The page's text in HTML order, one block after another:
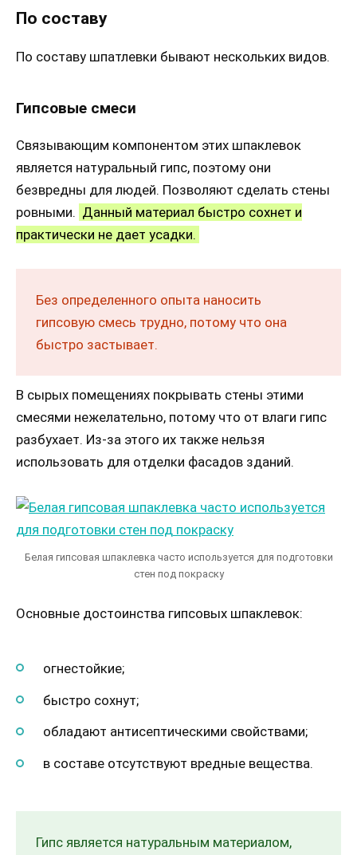
По составу
По составу шпатлевки бывают нескольких видов.
Гипсовые смеси
Связывающим компонентом этих шпаклевок
является натуральный гипс, поэтому они
безвредны для людей. Позволяют сделать стены
ровными. Данный материал быстро сохнет и
практически не дает усадки.
Без определенного опыта наносить
гипсовую смесь трудно, потому что она
быстро застывает.
В сырых помещениях покрывать стены этими
смесями нежелательно, потому что от влаги гипс
разбухает. Из-за этого их также нельзя
использовать для отделки фасадов зданий.
Белая гипсовая шпаклевка часто используется для подготовки
стен под покраску
Основные достоинства гипсовых шпаклевок:
огнестойкие;
быстро сохнут;
обладают антисептическими свойствами;
в составе отсутствуют вредные вещества.
Гипс является натуральным материалом,